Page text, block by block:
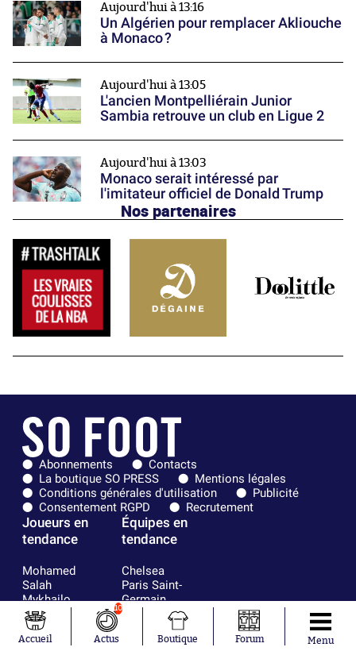
Aujourd'hui à 13:16
Un Algérien pour remplacer Akliouche
à Monaco ?
Aujourd'hui à 13:05
L'ancien Montpelliérain Junior
Sambia retrouve un club en Ligue 2
Aujourd'hui à 13:03
Monaco serait intéressé par
l'imitateur officiel de Donald Trump
Nos partenaires
Abonnements
Contacts
La boutique SO PRESS
Mentions légales
Conditions générales d'utilisation
Publicité
Consentement RGPD
Recrutement
Joueurs en
tendance
Mohamed
Salah
Mykhailo
Mudryk
Neymar
Khalis Merah
Équipes en
tendance
Chelsea
Paris Saint-
Germain
Bordeaux
Olympique
lyonnais
Accueil
10
Actus Boutique Forum Menu